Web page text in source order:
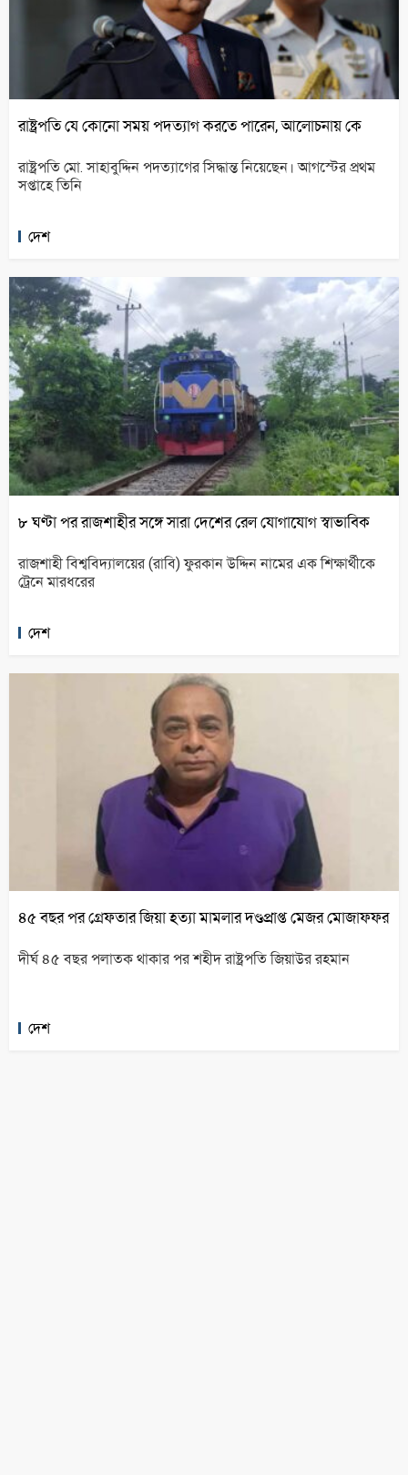
রাষ্ট্রপতি যে কোনো সময় পদত্যাগ করতে পারেন, আলোচনায় কে
রাষ্ট্রপতি মো. সাহাবুদ্দিন পদত্যাগের সিদ্ধান্ত নিয়েছেন। আগস্টের প্রথম
সপ্তাহে তিনি
দেশ
৮ ঘণ্টা পর রাজশাহীর সঙ্গে সারা দেশের রেল যোগাযোগ স্বাভাবিক
রাজশাহী বিশ্ববিদ্যালয়ের (রাবি) ফুরকান উদ্দিন নামের এক শিক্ষার্থীকে
ট্রেনে মারধরের
দেশ
৪৫ বছর পর গ্রেফতার জিয়া হত্যা মামলার দণ্ডপ্রাপ্ত মেজর মোজাফফর
দীর্ঘ ৪৫ বছর পলাতক থাকার পর শহীদ রাষ্ট্রপতি জিয়াউর রহমান
দেশ